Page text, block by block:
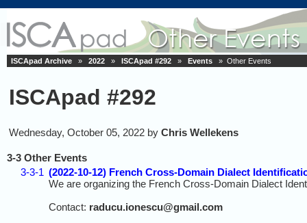
ISCApad Archive » 2022 » ISCApad #292 » Events » Other Events
ISCApad #292
Wednesday, October 05, 2022 by Chris Wellekens
3-3 Other Events
3-3-1 (2022-10-12) French Cross-Domain Dialect
We are organizing the French Cross-Domain Dialect
Contact: raducu.ionescu@gmail.com